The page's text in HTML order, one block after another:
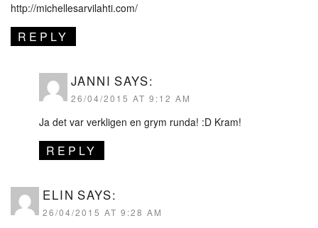
http://michellesarvilahti.com/
REPLY
JANNI SAYS:
26/04/2015 AT 9:12 AM
Ja det var verkligen en grym runda! :D Kram!
REPLY
ELIN SAYS:
26/04/2015 AT 9:28 AM